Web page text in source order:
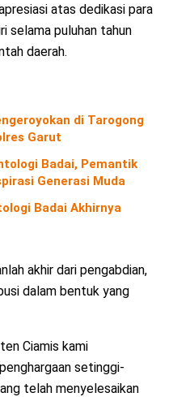
atas dedikasi para
selama puluhan tahun
daerah.
di Tarogong
Garut
Badai, Pemantik
Generasi Muda
Badai Akhirnya
akhir dari pengabdian,
dalam bentuk yang
Ciamis kami
setinggi-
telah menyelesaikan